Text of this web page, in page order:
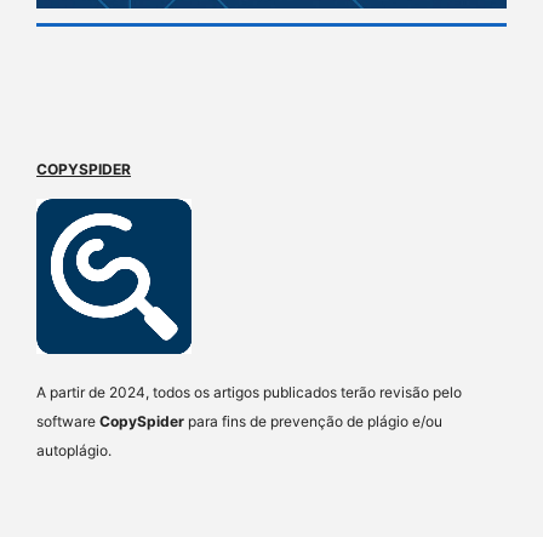
COPYSPIDER
A partir de 2024, todos os artigos publicados terão revisão pelo
software CopySpider para fins de prevenção de plágio e/ou
autoplágio.